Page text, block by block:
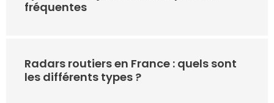
fréquentes
Radars routiers en France : quels sont
les différents types ?